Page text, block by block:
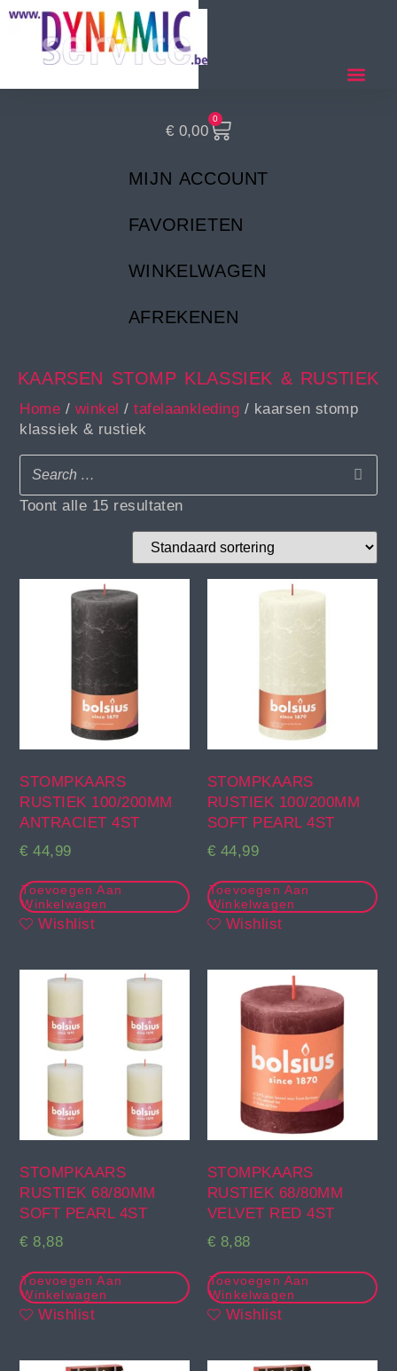
€ 0,00
0
MIJN ACCOUNT
FAVORIETEN
WINKELWAGEN
AFREKENEN
KAARSEN STOMP KLASSIEK & RUSTIEK
Home / winkel /tafelaankleding / kaarsen stomp
klassiek & rustiek
Toont alle 15 resultaten
STOMPKAARS
RUSTIEK 100/200MM
ANTRACIET 4ST
€ 44,99
Toevoegen Aan
Winkelwagen
Wishlist
STOMPKAARS
RUSTIEK 100/200MM
SOFT PEARL 4ST
€ 44,99
Toevoegen Aan
Winkelwagen
Wishlist
STOMPKAARS
RUSTIEK 68/80MM
SOFT PEARL 4ST
€ 8,88
Toevoegen Aan
Winkelwagen
Wishlist
STOMPKAARS
RUSTIEK 68/80MM
VELVET RED 4ST
€ 8,88
Toevoegen Aan
Winkelwagen
Wishlist